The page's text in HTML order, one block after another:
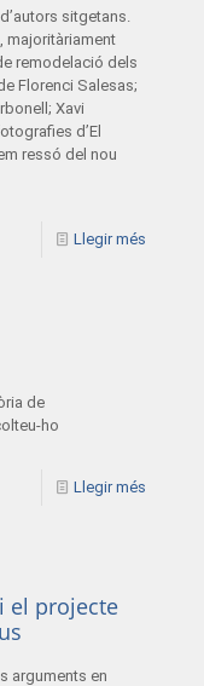
sitgetans.
majoritàriament
remodelació dels
Florenci Salesas;
Xavi
d’El
ressó del nou
Llegir més
de
ho
Llegir més
el projecte
arguments en